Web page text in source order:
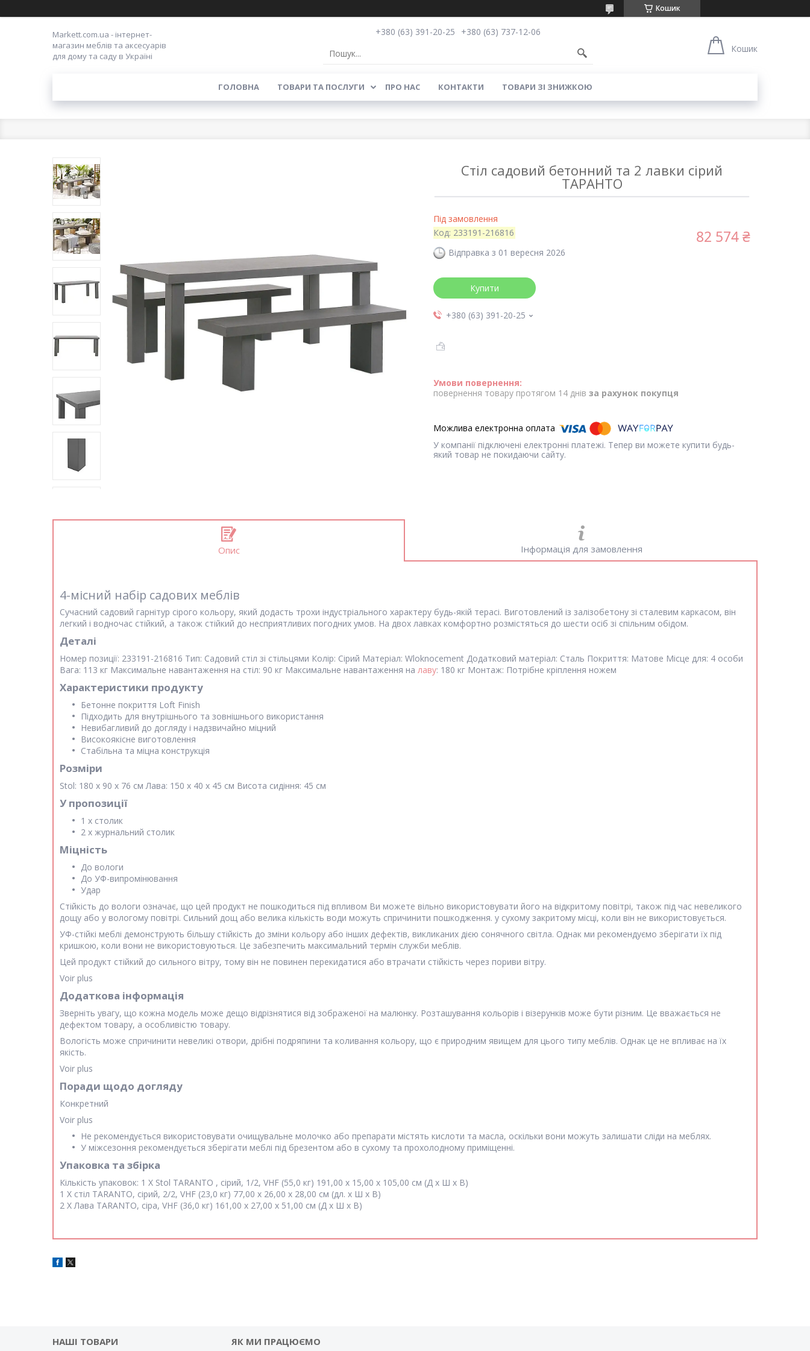
Кошик
Markett.com.ua - інтернет-
магазин меблів та аксесуарів
для дому та саду в Україні
+380 (63) 391-20-25
+380 (63) 737-12-06
Кошик
ГОЛОВНА ТОВАРИ ТА ПОСЛУГИ ПРО НАС КОНТАКТИ ТОВАРИ ЗІ ЗНИЖКОЮ
Стіл садовий бетонний та 2 лавки сірий
ТАРАНТО
Під замовлення
Код: 233191-216816
Відправка з 01 вересня 2026
82 574 ₴
Купити
+380 (63) 391-20-25
повернення товару протягом 14 днів за рахунок покупця
У компанії підключені електронні платежі. Тепер ви можете купити будь-
який товар не покидаючи сайту.
Опис Інформація для замовлення
4-місний набір садових меблів
Сучасний садовий гарнітур сірого кольору, який додасть трохи індустріального характеру будь-якій терасі. Виготовлений із залізобетону зі сталевим каркасом, він
легкий і водночас стійкий, а також стійкий до несприятливих погодних умов. На двох лавках комфортно розмістяться до шести осіб зі спільним обідом.
Деталі
Номер позиції: 233191-216816 Тип: Садовий стіл зі стільцями Колір: Сірий Матеріал: Wloknocement Додатковий матеріал: Сталь Покриття: Матове Місце для: 4 особи
Вага: 113 кг Максимальне навантаження на стіл: 90 кг Максимальне навантаження на лаву: 180 кг Монтаж: Потрібне кріплення ножем
Характеристики продукту
Бетонне покриття Loft Finish
Підходить для внутрішнього та зовнішнього використання
Невибагливий до догляду і надзвичайно міцний
Високоякісне виготовлення
Стабільна та міцна конструкція
Розміри
Stol: 180 x 90 x 76 смЛава: 150 x 40 x 45 см Висота сидіння: 45 см
У пропозиції
1 x столик
2 x журнальний столик
Міцність
До вологи
До УФ-випромінювання
Удар
Стійкість до вологи означає, що цей продукт не пошкодиться під впливом Ви можете вільно використовувати його на відкритому повітрі, також під час невеликого
дощу або у вологому повітрі. Сильний дощ або велика кількість води можуть спричинити пошкодження. у сухому закритому місці, коли він не використовується.
УФ-стійкі меблі демонструють більшу стійкість до зміни кольору або інших дефектів, викликаних дією сонячного світла. Однак ми рекомендуємо зберігати їх під
кришкою, коли вони не використовуються. Це забезпечить максимальний термін служби меблів.
Цей продукт стійкий до сильного вітру, тому він не повинен перекидатися або втрачати стійкість через пориви вітру.
Voir plus
Додаткова інформація
Зверніть увагу, що кожна модель може дещо відрізнятися від зображеної на малюнку. Розташування кольорів і візерунків може бути різним. Це вважається не
дефектом товару, а особливістю товару.
Вологість може спричинити невеликі отвори, дрібні подряпини та коливання кольору, що є природним явищем для цього типу меблів. Однак це не впливає на їх
якість.
Voir plus
Поради щодо догляду
Конкретний
Voir plus
Не рекомендується використовувати очищувальне молочко або препарати містять кислоти та масла, оскільки вони можуть залишати сліди на меблях.
У міжсезоння рекомендується зберігати меблі під брезентом або в сухому та прохолодному приміщенні.
Упаковка та збірка
Кількість упаковок: 1 X Stol TARANTO , сірий, 1/2, VHF (55,0 кг) 191,00 x 15,00 x 105,00 см (Д x Ш x В)
1 X стіл TARANTO, сірий, 2/2, VHF (23,0 кг) 77,00 x 26,00 x 28,00 см (дл. x Ш x В)
2 X Лава TARANTO, сіра, VHF (36,0 кг) 161,00 x 27,00 x 51,00 см (Д x Ш x В)
НАШІ ТОВАРИ ЯК МИ ПРАЦЮЄМО